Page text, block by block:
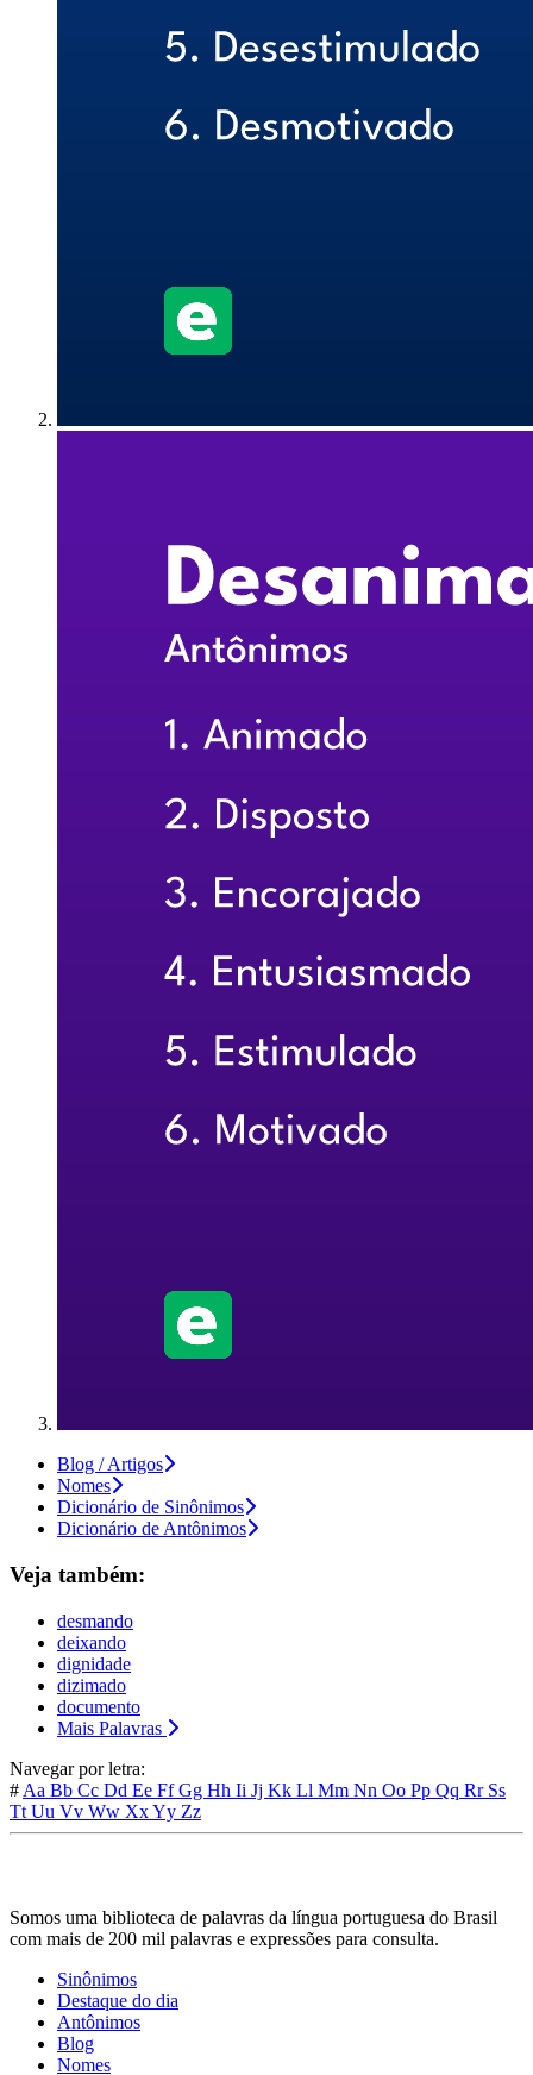
Blog / Artigos
Nomes
Dicionário de Sinônimos
Dicionário de Antônimos
Veja também:
desmando
deixando
dignidade
dizimado
documento
Mais Palavras
Navegar por letra:
# Aa Bb Cc Dd Ee FfGg Hh Ii Jj Kk Ll Mm Nn Oo Pp Qq Rr Ss
Tt Uu Vv Ww XxYy Zz
Somos uma biblioteca de palavras da língua portuguesa do Brasil
com mais de 200 mil palavras e expressões para consulta.
Sinônimos
Destaque do dia
Antônimos
Blog
Nomes